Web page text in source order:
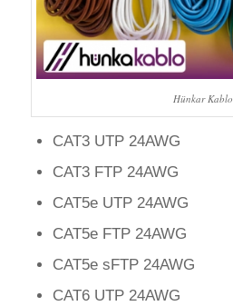
Hünkar Kablo
CAT3 UTP 24AWG
CAT3 FTP 24AWG
CAT5e UTP 24AWG
CAT5e FTP 24AWG
CAT5e sFTP 24AWG
CAT6 UTP 24AWG